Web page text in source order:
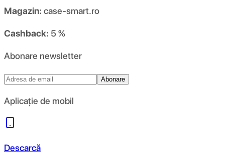
Magazin: case-smart.ro
Cashback: 5 %
Abonare newsletter
Abonare
Aplicație de mobil
Descarcă